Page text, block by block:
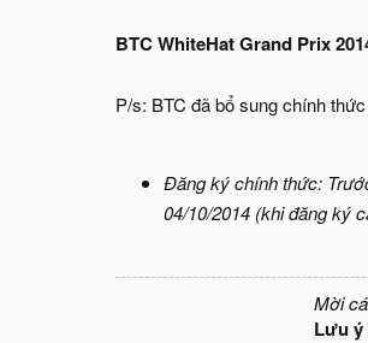
BTC WhiteHat Grand Prix
P/s: BTC đã bổ sung chính
Đăng ký chính thức:
04/10/2014 (khi đăng ký
Mời
Lưu ý